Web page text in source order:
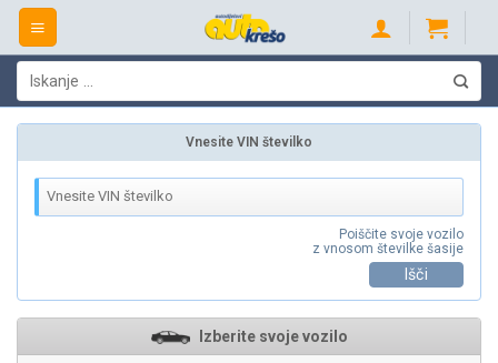
Skip
content
Išči:
Vnesite VIN številko
Poiščite svoje vozilo
z vnosom številke šasije
Išči
Izberite svoje vozilo